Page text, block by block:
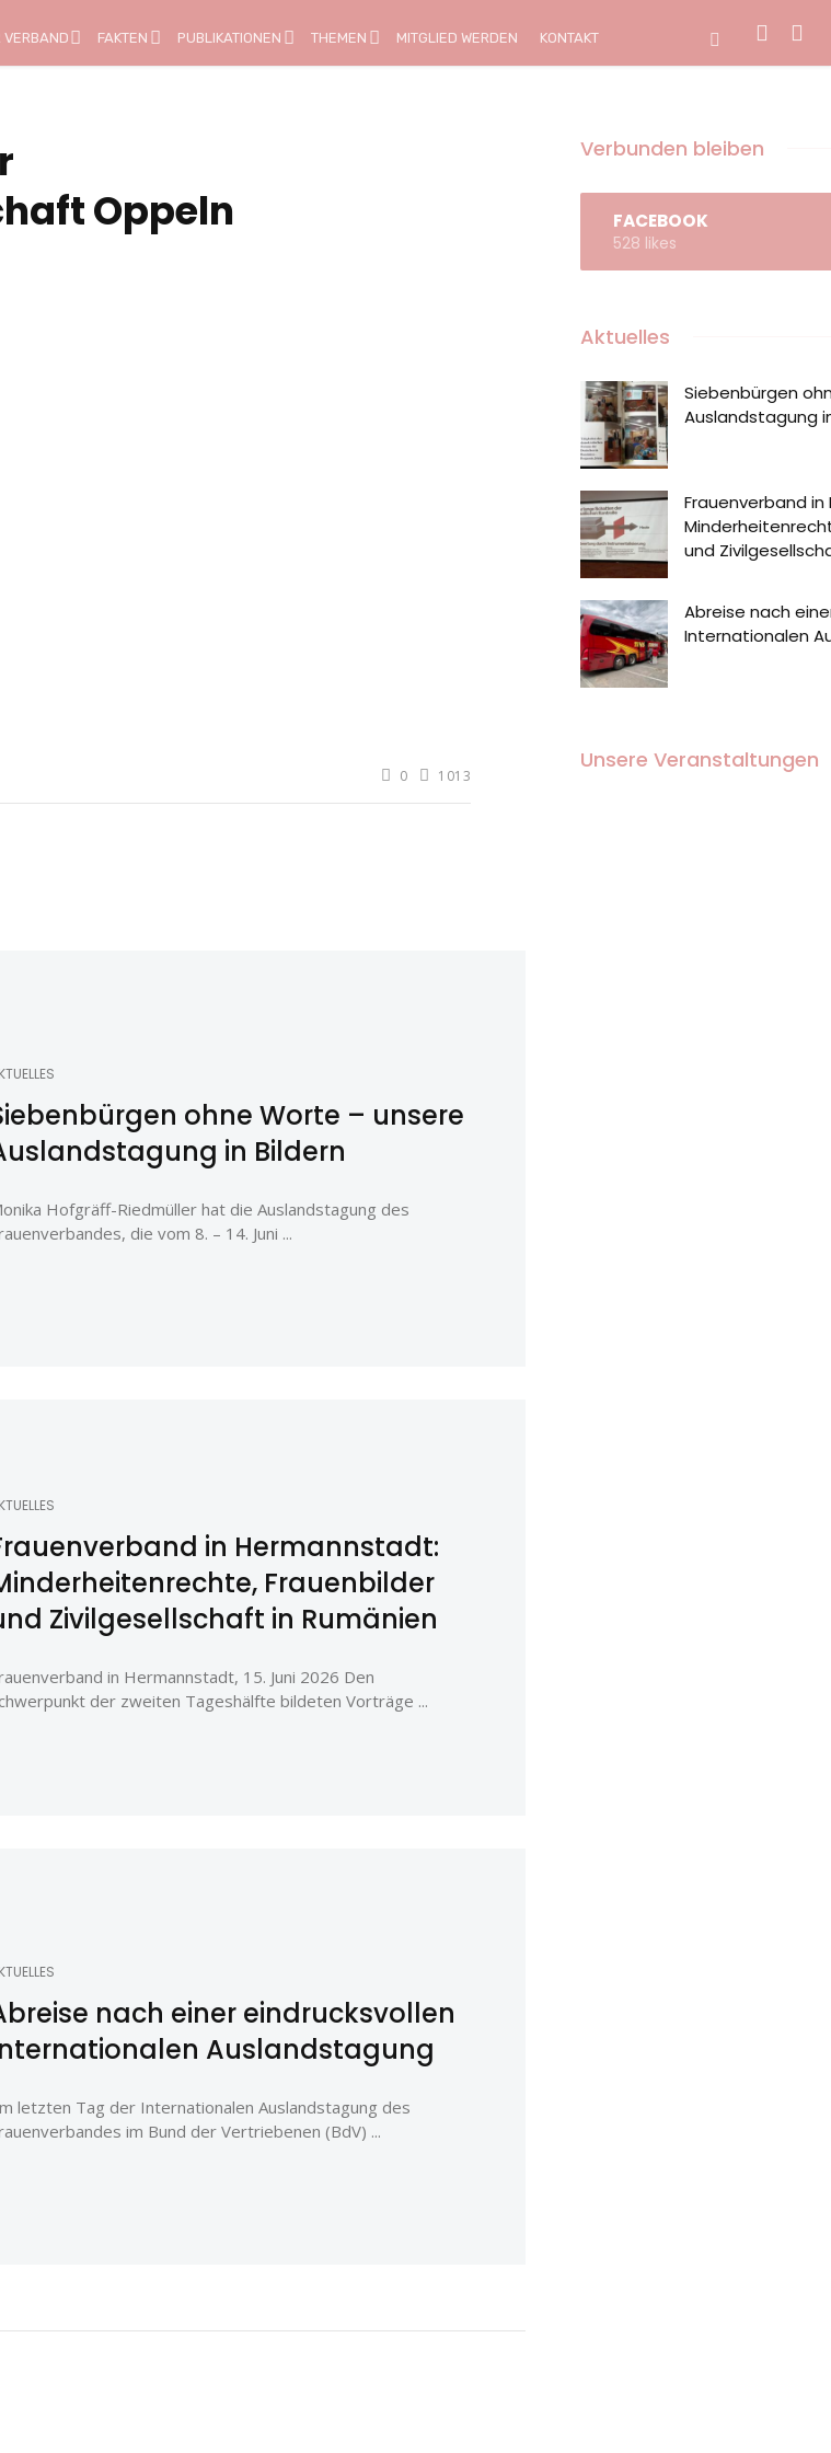
VERBAND FAKTEN PUBLIKATIONEN THEMEN MITGLIED WERDEN KONTAKT
Oppeln
0 1013
ohne Worte – unsere
in Bildern
Hofgräff-Riedmüller hat die Auslandstagung des
die vom 8. – 14. Juni ...
in Hermannstadt:
Frauenbilder
Zivilgesellschaft in Rumänien
in Hermannstadt, 15. Juni 2026 Den
der zweiten Tageshälfte bildeten Vorträge ...
nach einer eindrucksvollen
Auslandstagung
letzten Tag der Internationalen Auslandstagung des
im Bund der Vertriebenen (BdV) ...
Verbunden bleiben
FACEBOOK
528 likes
Aktuelles
Siebenbürgen
Auslandstagung
Frauenverband
und
Abreise nach
Internationalen
Unsere Veranstaltungen